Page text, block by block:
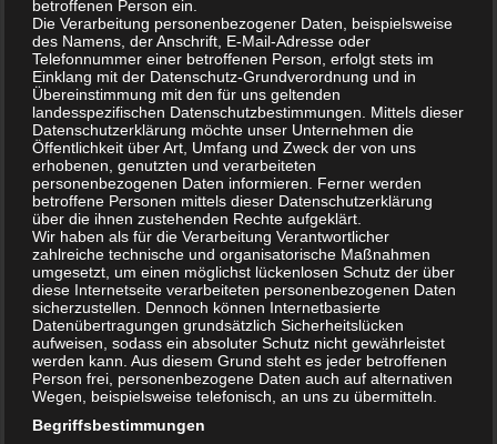
Hauptverhandlung. Das Verfahren wird dann eingestellt, wenn ein, in
absehbarer Zeit nicht behebbarer Umstand gegeben ist, der eine
Prozessverhandlung, die auf eine Sachentscheidung hinzielt,
verbietet.
Der Umstand muss so schwerwiegend sein, dass das Verfahren im
Ganzen davon abhängig gemacht werden kann, ob der Umstand
vorhanden ist. Solch schwerwiegende Gründe sind unter anderem
die fehlende Zuständigkeit des Gerichts, ein fehlender Strafantrag
oder auch eine ernsthafte gesundheitliche Beeinträchtigung des
Angeklagten.
Der Unterschied zwischen einem Freispruch und einer Einstellung
des Verfahrens liegt darin, dass der Strafprozess bei Behebung des
Umstandes, der zu seiner Einstellung geführt hat, neu aufgenommen
werden kann. Bei einem Freispruch ist dies nicht möglich. Der
freigesprochene Angeklagte kann nicht aufgrund der Tat, für die er
freigesprochen worden ist, erneut angeklagt werden.
betroffenen Person ein.
Die Verarbeitung personenbezogener Daten, beispielsweise
des Namens, der Anschrift, E-Mail-Adresse oder
Telefonnummer einer betroffenen Person, erfolgt stets im
Einklang mit der Datenschutz-Grundverordnung und in
Übereinstimmung mit den für uns geltenden
landesspezifischen Datenschutzbestimmungen. Mittels dieser
Datenschutzerklärung möchte unser Unternehmen die
Öffentlichkeit über Art, Umfang und Zweck der von uns
erhobenen, genutzten und verarbeiteten
personenbezogenen Daten informieren. Ferner werden
betroffene Personen mittels dieser Datenschutzerklärung
über die ihnen zustehenden Rechte aufgeklärt.
Wir haben als für die Verarbeitung Verantwortlicher
zahlreiche technische und organisatorische Maßnahmen
umgesetzt, um einen möglichst lückenlosen Schutz der über
diese Internetseite verarbeiteten personenbezogenen Daten
sicherzustellen. Dennoch können Internetbasierte
Datenübertragungen grundsätzlich Sicherheitslücken
aufweisen, sodass ein absoluter Schutz nicht gewährleistet
werden kann. Aus diesem Grund steht es jeder betroffenen
Person frei, personenbezogene Daten auch auf alternativen
Wegen, beispielsweise telefonisch, an uns zu übermitteln.
Begriffsbestimmungen